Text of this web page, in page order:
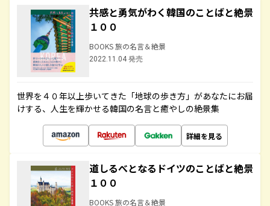
共感と勇気がわく韓国のことばと絶景
１００
BOOKS 旅の名言＆絶景
2022.11.04 発売
世界を４０年以上歩いてきた「地球の歩き方」があなたにお届
けする、人生を輝かせる韓国の名言と癒やしの絶景集
詳細を見る
道しるべとなるドイツのことばと絶景
１００
BOOKS 旅の名言＆絶景